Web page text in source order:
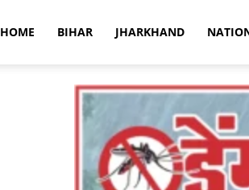
HOME BIHAR JHARKHAND